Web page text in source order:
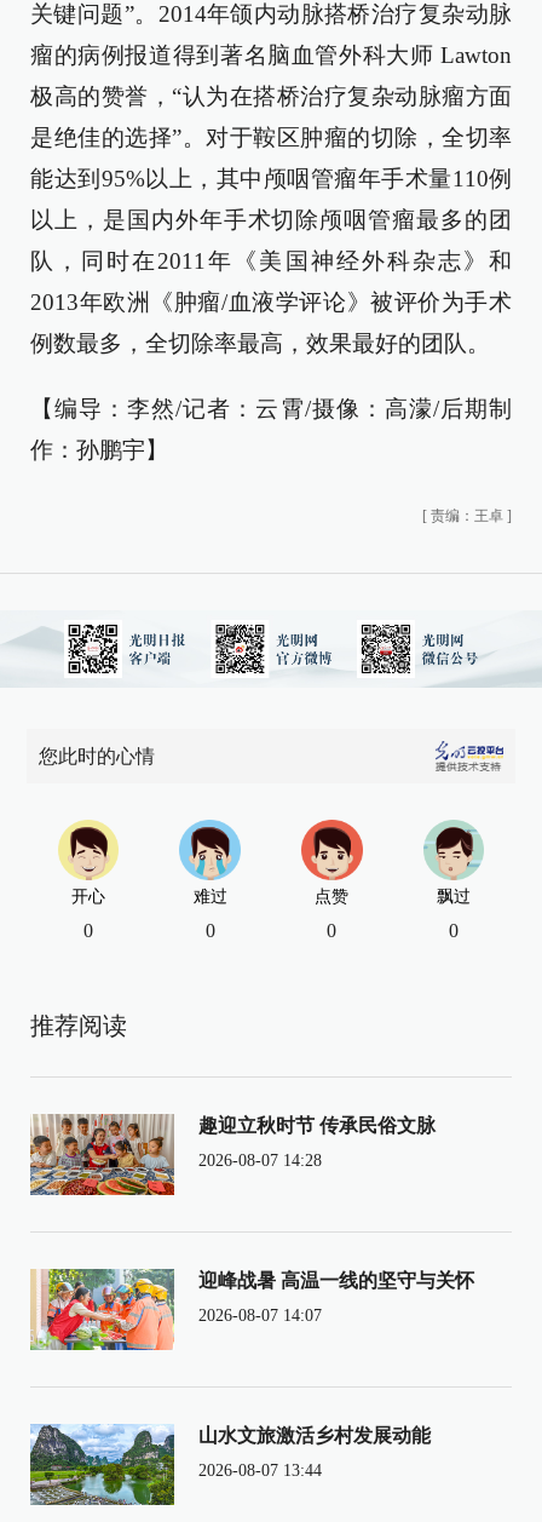
关键问题”。2014年颌内动脉搭桥治疗复杂动脉
瘤的病例报道得到著名脑血管外科大师 Lawton
极高的赞誉，“认为在搭桥治疗复杂动脉瘤方面
是绝佳的选择”。对于鞍区肿瘤的切除，全切率
能达到95%以上，其中颅咽管瘤年手术量110例
以上，是国内外年手术切除颅咽管瘤最多的团
队，同时在2011年《美国神经外科杂志》和
2013年欧洲《肿瘤/血液学评论》被评价为手术
例数最多，全切除率最高，效果最好的团队。
【编导：李然/记者：云霄/摄像：高濛/后期制
作：孙鹏宇】
[ 责编：王卓 ]
您此时的心情
开心
0
难过
0
点赞
0
飘过
0
推荐阅读
趣迎立秋时节 传承民俗文脉
2026-08-07 14:28
迎峰战暑 高温一线的坚守与关怀
2026-08-07 14:07
山水文旅激活乡村发展动能
2026-08-07 13:44